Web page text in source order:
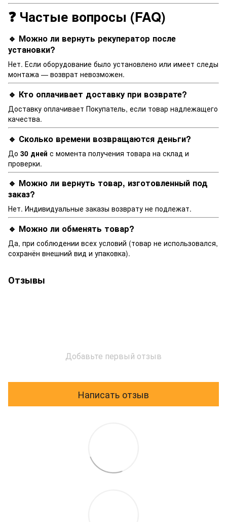
❓ Частые вопросы (FAQ)
🔹 Можно ли вернуть рекуператор после
установки?
Нет. Если оборудование было установлено или имеет следы
монтажа — возврат невозможен.
🔹 Кто оплачивает доставку при возврате?
Доставку оплачивает Покупатель, если товар надлежащего
качества.
🔹 Сколько времени возвращаются деньги?
До 30 дней с момента получения товара на склад и
проверки.
🔹 Можно ли вернуть товар, изготовленный под
заказ?
Нет. Индивидуальные заказы возврату не подлежат.
🔹 Можно ли обменять товар?
Да, при соблюдении всех условий (товар не использовался,
сохранён внешний вид и упаковка).
Отзывы
Добавьте первый отзыв
Написать отзыв